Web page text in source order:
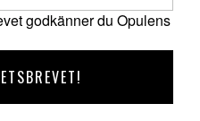
godkänner du Opulens